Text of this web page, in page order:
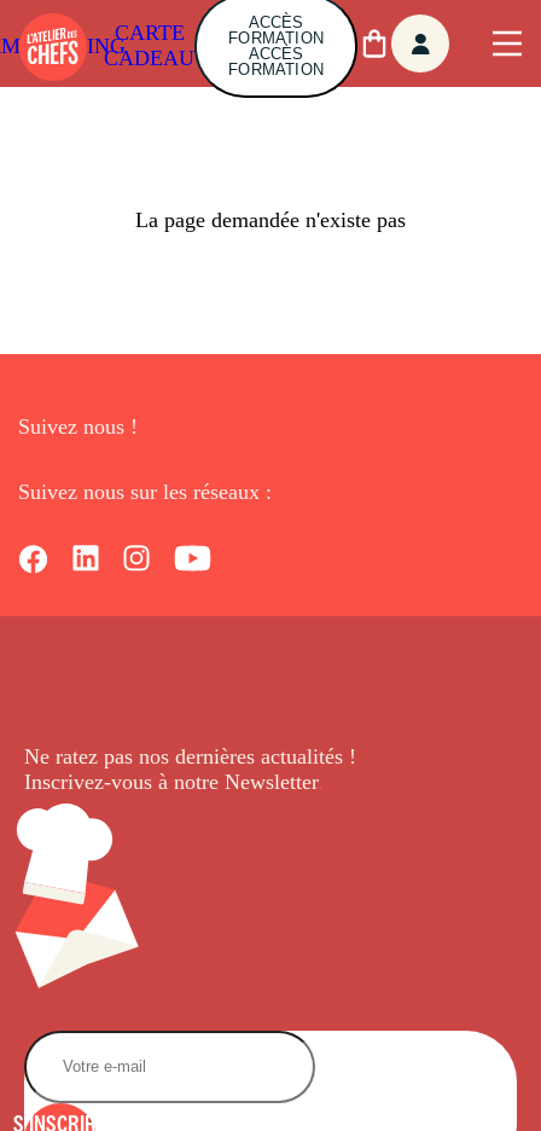
CARTE
CADEAU
ACCÈS
FORMATION
ACCÈS
FORMATION
La page demandée n'existe pas
Suivez nous !
Suivez nous sur les réseaux :
Ne ratez pas nos dernières actualités !
Inscrivez-vous à notre Newsletter.
S'INSCRIRE